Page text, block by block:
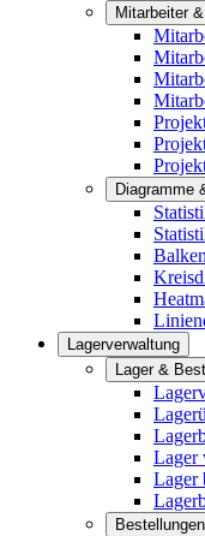
Mitarbeiter
Diagramme
Lagerverwaltung
Lager &
Lager
Lager
Bestellungen